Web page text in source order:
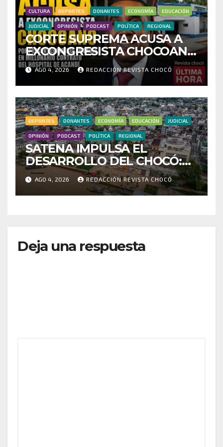
CULTURA DEPORTES DONANTES ECONOMÍA EDUCACIÓN
JUDICIAL OPINIÓN PODCAST POLÍTICA REGIONAL
CORTE SUPREMA ACUSA A
EXCONGRESISTA CHOCOANO
POR PRESUNTAS
IRREGULARIDADES EN
MILLONARIO CONTRATO
DEL HOSPITAL DE ACANDÍ
AGO 4, 2026 REDACCIÓN REVISTA CHOCÓ
DEPORTES DONANTES ECONOMÍA EDUCACIÓN JUDICIAL
OPINIÓN PODCAST POLÍTICA REGIONAL
SATENA IMPULSA EL
DESARROLLO DEL CHOCÓ:
MÁS DE 35 MIL PASAJEROS
MOVILIZADOS Y NUEVAS
RUTAS FORTALECEN LA
AGO 4, 2026 REDACCIÓN REVISTA CHOCÓ
Deja una respuesta